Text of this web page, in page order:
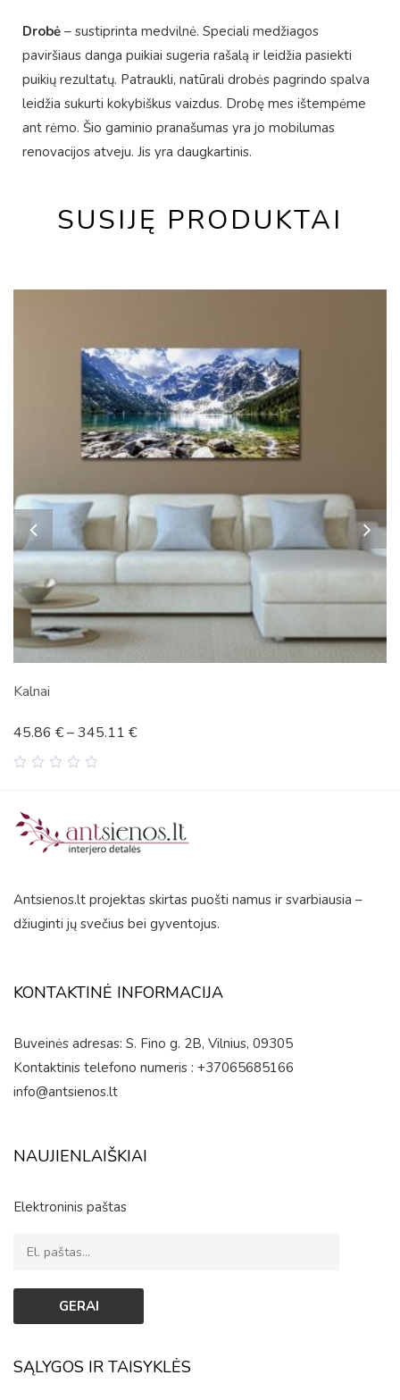
Drobė – sustiprinta medvilnė. Speciali medžiagos
paviršiaus danga puikiai sugeria rašalą ir leidžia pasiekti
puikių rezultatų. Patraukli, natūrali drobės pagrindo spalva
leidžia sukurti kokybiškus vaizdus. Drobę mes ištempėme
ant rėmo. Šio gaminio pranašumas yra jo mobilumas
renovacijos atveju. Jis yra daugkartinis.
SUSIJĘ PRODUKTAI
93.98
Antsienos.lt projektas skirtas puošti namus ir svarbiausia –
džiuginti jų svečius bei gyventojus.
KONTAKTINĖ INFORMACIJA
Buveinės adresas: S. Fino g. 2B, Vilnius, 09305
Kontaktinis telefono numeris : +37065685166
info@antsienos.lt
NAUJIENLAIŠKIAI
Elektroninis paštas
SĄLYGOS IR TAISYKLĖS